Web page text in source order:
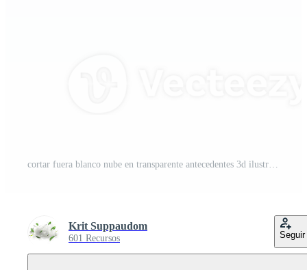
cortar fuera blanco nube en transparente antecedentes 3d ilustración. PNG Pro
Krit Suppaudom
601 Recursos Seguir